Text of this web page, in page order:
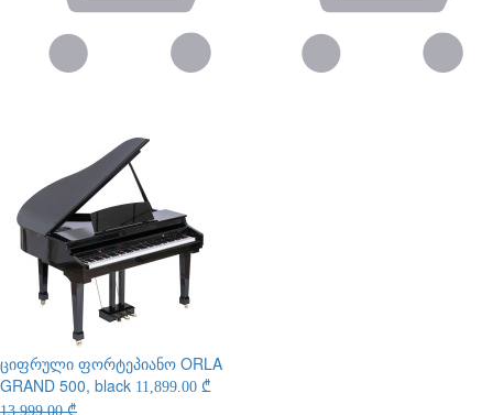
ციფრული ფორტეპიანო ORLA
GRAND 500, black 11,899.00 ₾
13,999.00 ₾